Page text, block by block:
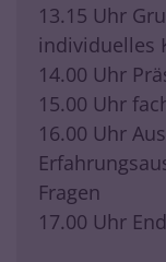
13.15 Uhr
individuelles
14.00 Uhr
15.00 Uhr
16.00 Uhr
Fragen
17.00 Uhr